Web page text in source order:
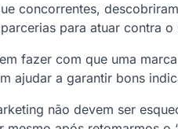
concorrentes,
para atuar contra
fazer com que uma
ajudar a garantir bons
não devem ser